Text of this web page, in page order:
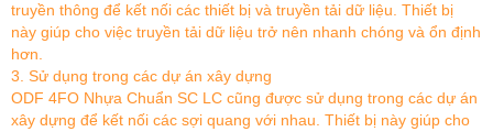
truyền thông để kết nối các thiết bị và truyền tải dữ liệu. Thiết bị
này giúp cho việc truyền tải dữ liệu trở nên nhanh chóng và ổn định
hơn.
3. Sử dụng trong các dự án xây dựng
ODF 4FO Nhựa Chuẩn SC LC cũng được sử dụng trong các dự án
xây dựng để kết nối các sợi quang với nhau. Thiết bị này giúp cho